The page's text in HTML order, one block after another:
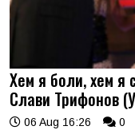
Хем я боли, хем я
Слави Трифонов
06 Aug 16:26 0